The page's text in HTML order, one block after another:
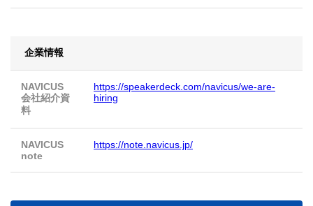
企業情報
NAVICUS
会社紹介資
料
https://speakerdeck.com/navicus/we-are-
hiring
NAVICUS
note
https://note.navicus.jp/